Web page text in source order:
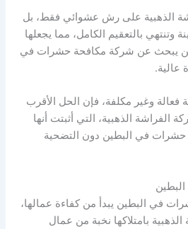
الذهبية على رش عشوائي فقط، بل
وتنتهي بالتعقيم الكامل، مما يجعلها
من يبحث عن شركة مكافحة حشرات في
عالية.
وغير مكلفة، فإن الحل الأقرب
الفراشة الذهبية، التي أثبتت أنها
في البطين دون التضحية
في البطين يبدأ من كفاءة عمالها،
بامتلاكها نخبة من عمال